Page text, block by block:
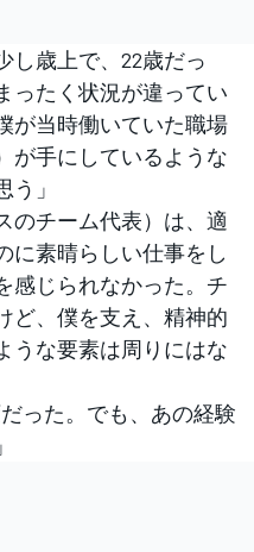
し歳上で、22歳だっ
ったく状況が違ってい
が当時働いていた職場
が手にしているような
」
のチーム代表）は、適
に素晴らしい仕事をし
感じられなかった。チ
ど、僕を支え、精神的
うな要素は周りにはな
った。でも、あの経験